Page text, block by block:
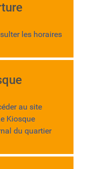
les horaires
au site
Kiosque
du quartier